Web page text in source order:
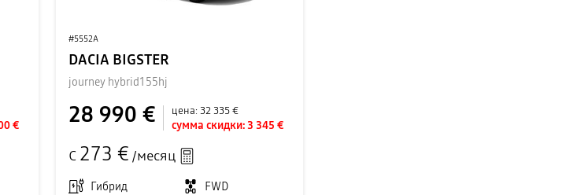
€
#5552A
DACIA BIGSTER
journey hybrid155hj
28 990 € цена:32 335 €
сумма скидки:3 345 €
С 273 € /месяц
Гибрид
FWD